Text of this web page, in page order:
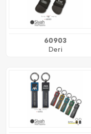
60903
Deri